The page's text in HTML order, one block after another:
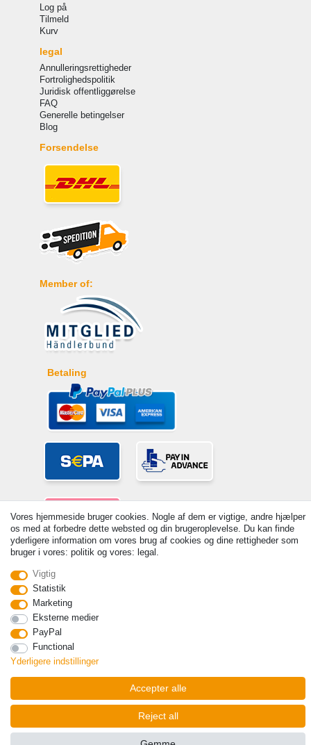
Log på
Tilmeld
Kurv
legal
Annulleringsrettigheder
Fortrolighedspolitik
Juridisk offentliggørelse
FAQ
Generelle betingelser
Blog
Forsendelse
Member of:
Betaling
VAT Basic prices see article detail | * Applies to deliveries to the UK!
Withdraw from contract here
Vores hjemmeside bruger cookies. Nogle af dem er vigtige, andre hjælper
os med at forbedre dette websted og din brugeroplevelse. Du kan finde
yderligere information om vores brug af cookies og dine rettigheder som
bruger i vores: politik og vores: legal.
Vigtig
Statistik
Marketing
Eksterne medier
PayPal
Functional
Yderligere indstillinger
Accepter alle
Reject all